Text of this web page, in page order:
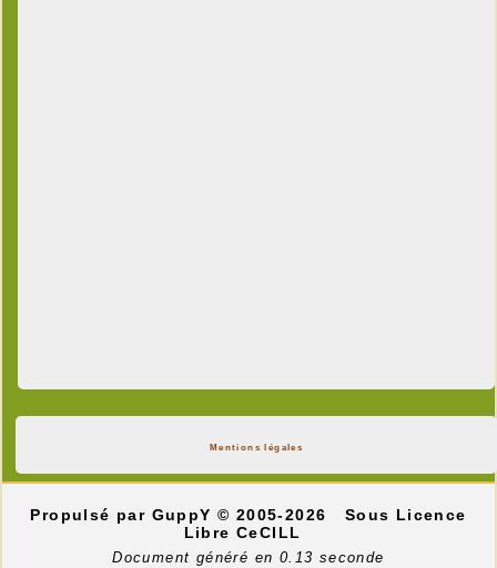
Mentions légales
Propulsé par GuppY© 2005-2026
Sous Licence
Libre CeCILL
Document généré en 0.13 seconde